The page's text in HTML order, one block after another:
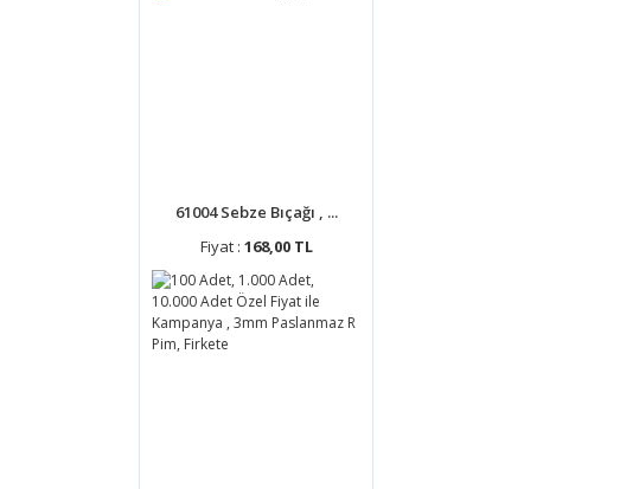
61004 Sebze Bıçağı , ...
Fiyat : 168,00 TL